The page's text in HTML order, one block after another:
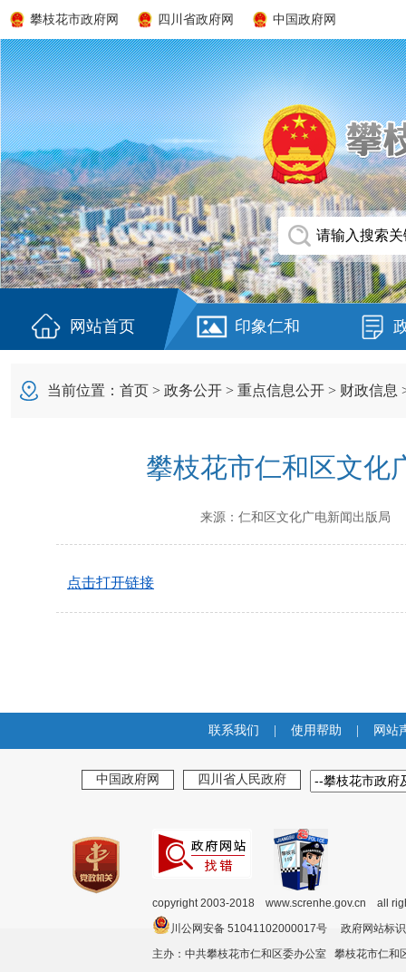
攀枝花市政府网 四川省政府网 中国政府网
网站首页 印象仁和
当前位置： 首页 > 政务公开 > 重点信息公开 > 财政信息
攀枝花市仁和区文化
来源： 仁和区文化广电新闻出版局
点击打开链接
联系我们 使用帮助 网站
中国政府网 四川省人民政府
copyright 2003-2018 www.screnhe.gov.cn all
川公网安备 51041102000017号 政府网站
主办：中共攀枝花市仁和区委办公室 攀枝花市仁